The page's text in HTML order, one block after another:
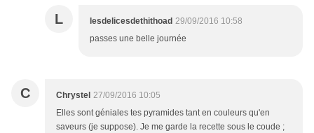
L lesdelicesdethithoad 29/09/2016 10:58
passes une belle journée
C Chrystel 27/09/2016 10:05
Elles sont géniales tes pyramides tant en couleurs qu'en
saveurs (je suppose). Je me garde la recette sous le coude ;